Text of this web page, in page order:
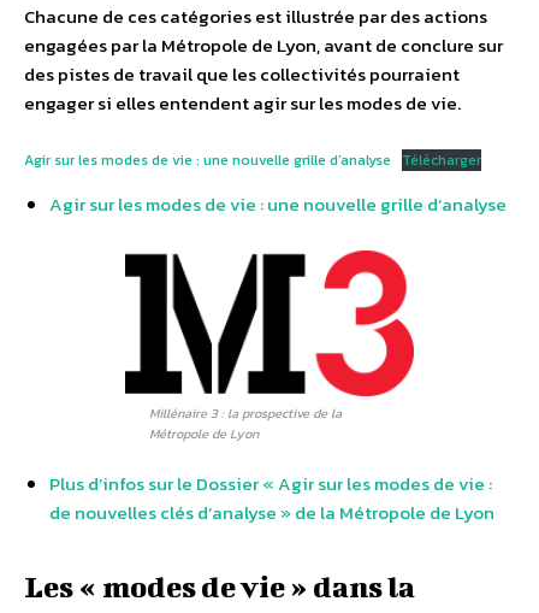
Chacune de ces catégories est illustrée par des actions
engagées par la Métropole de Lyon, avant de conclure sur
des pistes de travail que les collectivités pourraient
engager si elles entendent agir sur les modes de vie.
Agir sur les modes de vie : une nouvelle grille d’analyse Télécharger
Agir sur les modes de vie : une nouvelle grille d’analyse
Millénaire 3 : la prospective de la
Métropole de Lyon
Plus d’infos sur le Dossier « Agir sur les modes de vie :
de nouvelles clés d’analyse » de la Métropole de Lyon
Les « modes de vie » dans la